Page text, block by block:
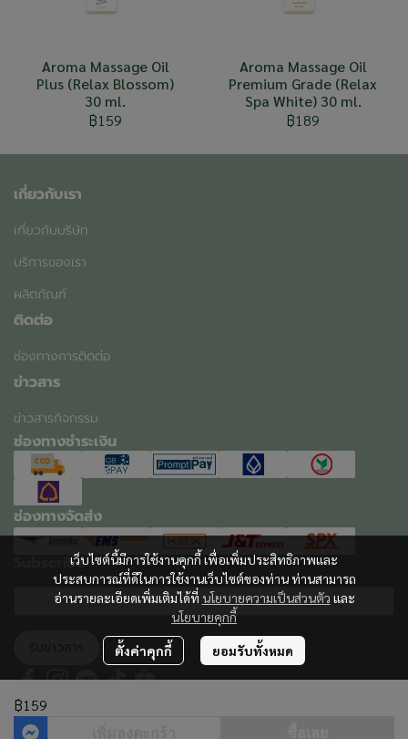
Aroma Massage Oil
Plus (Relax Blossom)
30 ml.
฿159
Aroma Massage Oil
Premium Grade (Relax
Spa White) 30 ml.
฿189
฿159
เว็บไซต์นี้มีการใช้งานคุกกี้ เพื่อเพิ่มประสิทธิภาพและ
ประสบการณ์ที่ดีในการใช้งานเว็บไซต์ของท่าน ท่านสามารถ
อ่านรายละเอียดเพิ่มเติมได้ที่ นโยบายความเป็นส่วนตัว และ
นโยบายคุกกี้
ตั้งค่าคุกกี้ ยอมรับทั้งหมด
เกี่ยวกับเรา
เกี่ยวกับบริษัท
บริการของเรา
ผลิตภัณฑ์
ติดต่อ
ช่องทางการติดต่อ
ข่าวสาร
ข่าวสารกิจกรรม
ช่องทางชำระเงิน
ช่องทางจัดส่ง
Subscribe